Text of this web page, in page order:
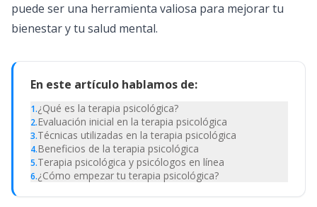
puede ser una herramienta valiosa para mejorar tu
bienestar y tu salud mental.
En este artículo hablamos de:
1.¿Qué es la terapia psicológica?
2.Evaluación inicial en la terapia psicológica
3.Técnicas utilizadas en la terapia psicológica
4.Beneficios de la terapia psicológica
5.Terapia psicológica y psicólogos en línea
6.¿Cómo empezar tu terapia psicológica?